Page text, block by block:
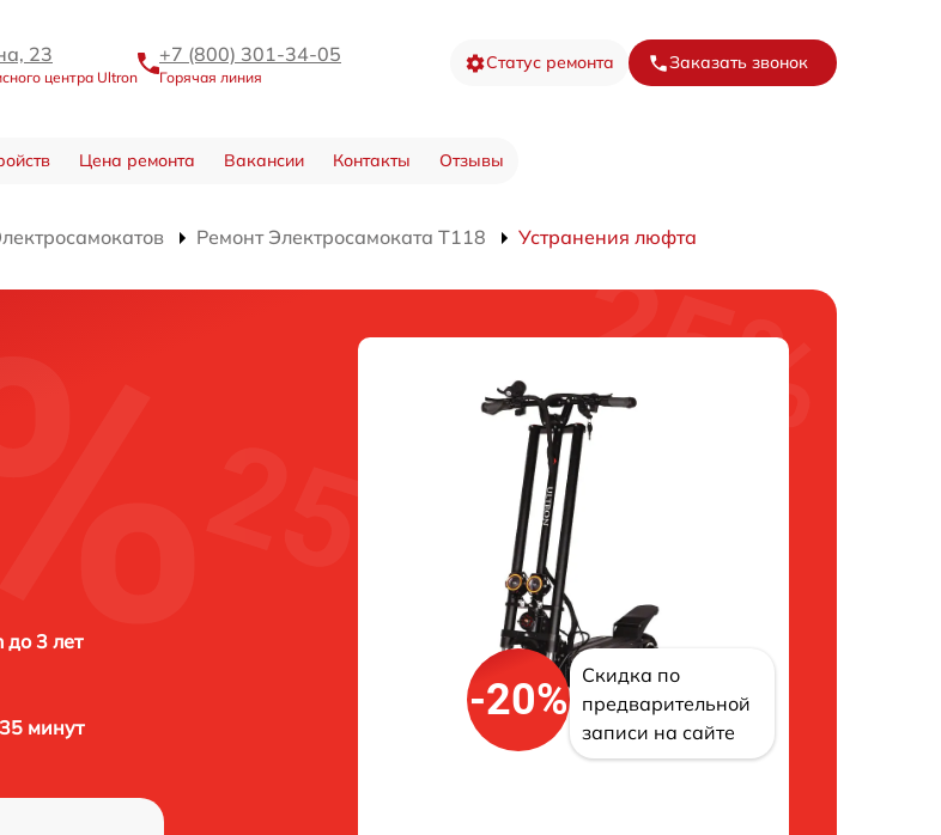
23
центра Ultron
+7 (800) 301-34-05
Горячая линия
Статус ремонта Заказать звонок
Цена ремонта Вакансии Контакты Отзывы
Ремонт Электросамоката T118 Устранения люфта
до 3 лет
минут
-20%
Скидка по
предварительной
записи на сайте